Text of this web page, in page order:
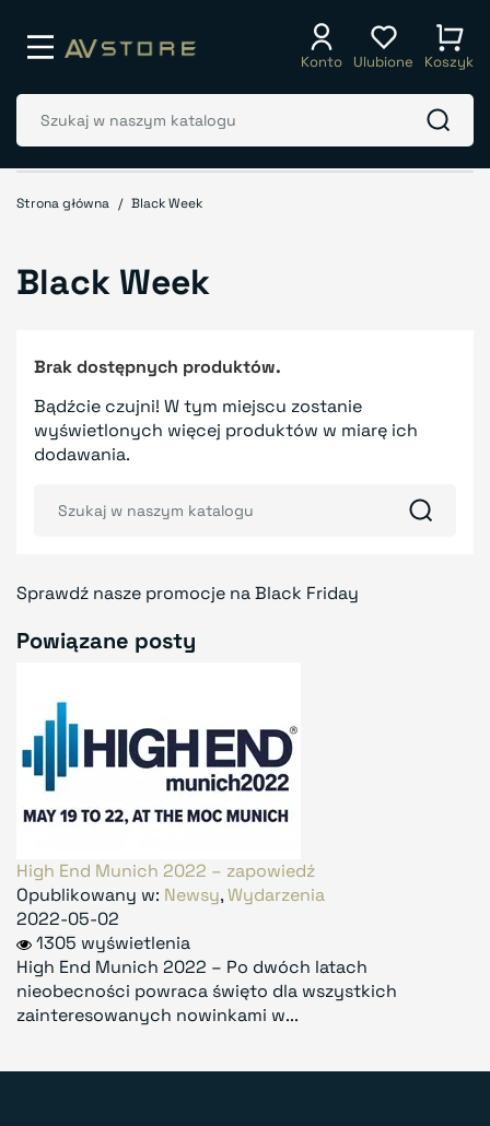
Konto Ulubione Koszyk
Strona główna Black Week
Black Week
Brak dostępnych produktów.
Bądźcie czujni! W tym miejscu zostanie
wyświetlonych więcej produktów w miarę ich
dodawania.
Sprawdź nasze promocje na Black Friday
Powiązane posty
High End Munich 2022 – zapowiedź
Opublikowany w: Newsy,Wydarzenia
2022-05-02
1305 wyświetlenia
High End Munich 2022 – Po dwóch latach
nieobecności powraca święto dla wszystkich
zainteresowanych nowinkami w...